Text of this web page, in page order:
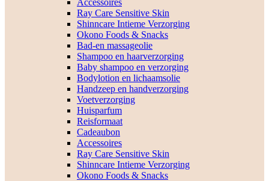
Ray Care Sensitive Skin
Shinncare Intieme Verzorging
Okono Foods & Snacks
Bad-en massageolie
Shampoo en haarverzorging
Baby shampoo en verzorging
Bodylotion en lichaamsolie
Handzeep en handverzorging
Voetverzorging
Huisparfum
Reisformaat
Cadeaubon
Accessoires
Ray Care Sensitive Skin
Shinncare Intieme Verzorging
Okono Foods & Snacks